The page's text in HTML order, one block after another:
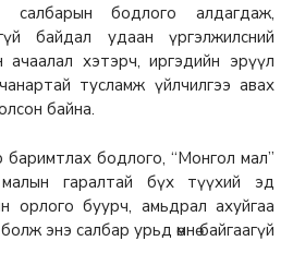
бодлого алдагдаж,
байдал удаан үргэлжилсний
ачаалал хэтэрч, иргэдийн эрүүл
тусламж үйлчилгээ авах
байна.
баримтлах бодлого, “Монгол мал”
малын гаралтай бүх түүхий эд
орлого буурч, амьдрал ахуйгаа
энэ салбар урьд өмнө байгаагүй